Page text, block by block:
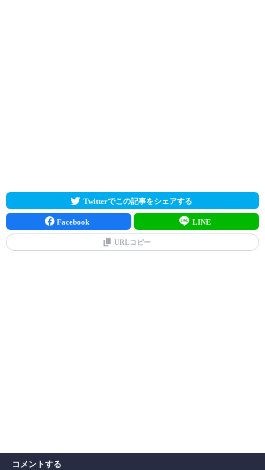
Twitterでこの記事をシェアする
Facebook LINE
URLコピー
コメントする